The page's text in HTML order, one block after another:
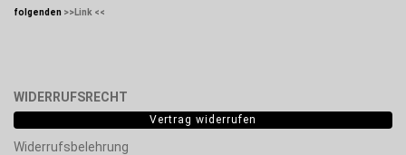
folgenden >>Link <<
WIDERRUFSRECHT
Vertrag widerrufen
Widerrufsbelehrung